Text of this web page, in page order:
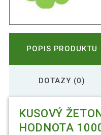
POPIS PRODUKTU
DOTAZY (0)
KUSOVÝ
HODNOTA